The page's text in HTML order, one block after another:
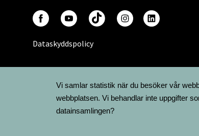
Dataskyddspolicy
Vi samlar statistik när du besöker vår
webbplatsen. Vi behandlar inte uppgifter
datainsamlingen?